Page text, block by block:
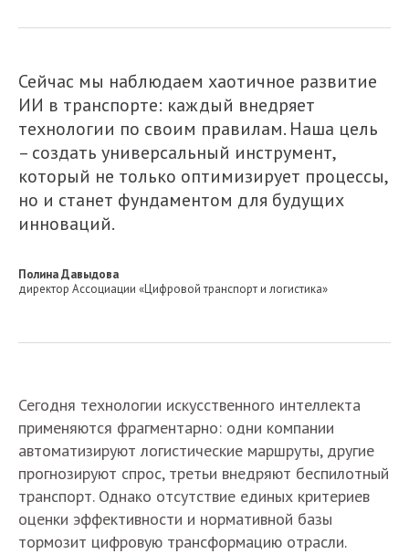
Сейчас мы наблюдаем хаотичное развитие
ИИ в транспорте: каждый внедряет
технологии по своим правилам. Наша цель
– создать универсальный инструмент,
который не только оптимизирует процессы,
но и станет фундаментом для будущих
инноваций.
Полина Давыдова
директор Ассоциации «Цифровой транспорт и логистика»
Сегодня технологии искусственного интеллекта
применяются фрагментарно: одни компании
автоматизируют логистические маршруты, другие
прогнозируют спрос, третьи внедряют беспилотный
транспорт. Однако отсутствие единых критериев
оценки эффективности и нормативной базы
тормозит цифровую трансформацию отрасли.